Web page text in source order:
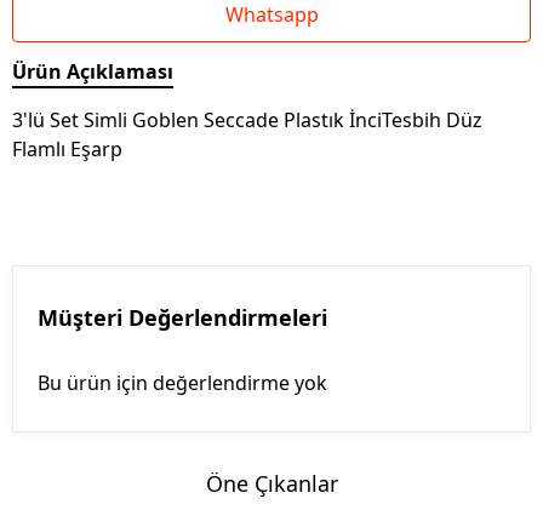
Whatsapp
Ürün Açıklaması
3'lü Set Simli Goblen Seccade Plastık İnciTesbih Düz
Flamlı Eşarp
Müşteri Değerlendirmeleri
Bu ürün için değerlendirme yok
Öne Çıkanlar